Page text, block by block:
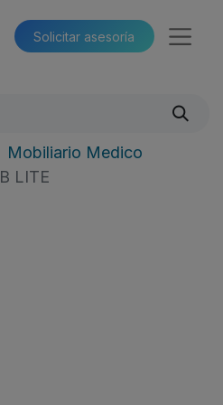
Solicitar asesoría​​
Mobiliario Medico
LITE